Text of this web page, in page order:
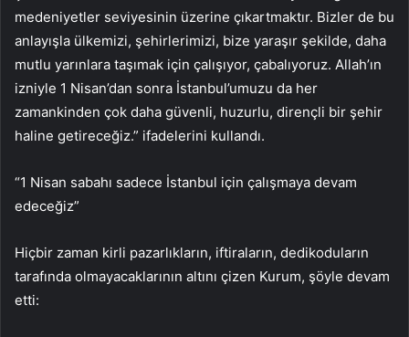
medeniyetler seviyesinin üzerine çıkartmaktır. Bizler de bu
anlayışla ülkemizi, şehirlerimizi, bize yaraşır şekilde, daha
mutlu yarınlara taşımak için çalışıyor, çabalıyoruz. Allah’ın
izniyle 1 Nisan’dan sonra İstanbul’umuzu da her
zamankinden çok daha güvenli, huzurlu, dirençli bir şehir
haline getireceğiz.” ifadelerini kullandı.
“1 Nisan sabahı sadece İstanbul için çalışmaya devam
edeceğiz”
Hiçbir zaman kirli pazarlıkların, iftiraların, dedikoduların
tarafında olmayacaklarının altını çizen Kurum, şöyle devam
etti: